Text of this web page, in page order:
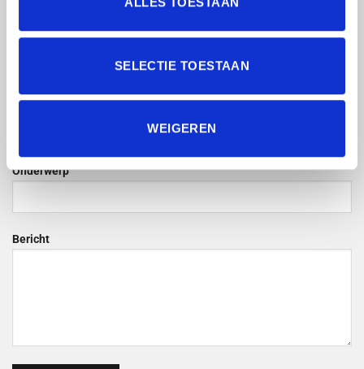
SELECTIE TOESTAAN
WEIGEREN
E-mail*
Telefoonnummer*
Onderwerp
Bericht